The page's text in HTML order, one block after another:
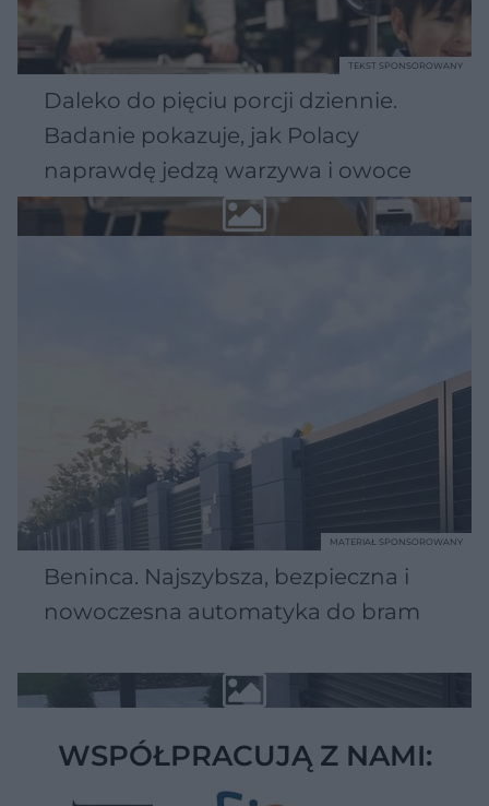
Daleko do pięciu porcji dziennie.
Badanie pokazuje, jak Polacy
naprawdę jedzą warzywa i owoce
TEKST SPONSOROWANY
Beninca. Najszybsza, bezpieczna i
nowoczesna automatyka do bram
MATERIAŁ SPONSOROWANY
WSPÓŁPRACUJĄ Z NAMI: